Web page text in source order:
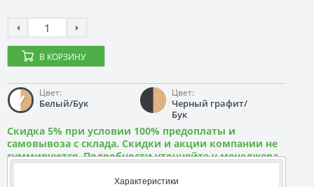
В КОРЗИНУ
Цвет:
Белый/Бук
Цвет:
Черный графит/
Бук
Скидка 5% при условии 100% предоплаты и
самовывоза с склада. Скидки и акции компании не
суммируются. Подробности уточняйте у менеджера
Характеристики